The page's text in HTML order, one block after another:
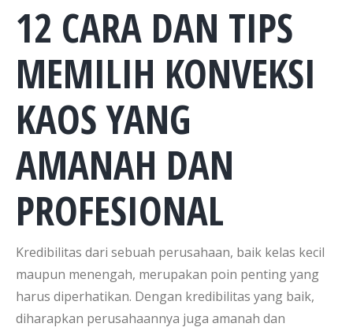
12 CARA DAN TIPS
MEMILIH KONVEKSI
KAOS YANG
AMANAH DAN
PROFESIONAL
Kredibilitas dari sebuah perusahaan, baik kelas kecil
maupun menengah, merupakan poin penting yang
harus diperhatikan. Dengan kredibilitas yang baik,
diharapkan perusahaannya juga amanah dan